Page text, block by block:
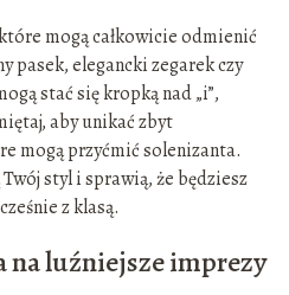
mogą całkowicie odmienić
pasek, elegancki zegarek czy
stać się kropką nad „i”,
aby unikać zbyt
mogą przyćmić solenizanta.
styl i sprawią, że będziesz
z klasą.
na luźniejsze imprezy